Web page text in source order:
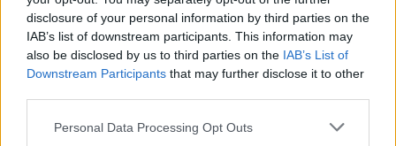
disclosure of your personal information by third parties on the
IAB’s list of downstream participants. This information may
also be disclosed by us to third parties on the IAB’s List of
Downstream Participants that may further disclose it to other
Personal Data Processing Opt Outs
Un défi quotidien
Recherche par lettres.
Entrez toutes les lettres du
puzzle:
Recherche